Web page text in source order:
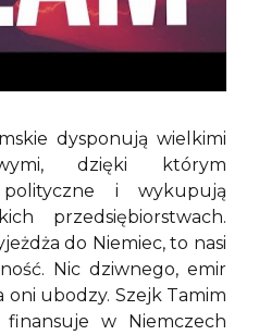
dysponują wielkimi
dzięki którym
polityczne i wykupują
przedsiębiorstwach.
do Niemiec, to nasi
Nic dziwnego, emir
oni ubodzy. Szejk Tamim
w Niemczech